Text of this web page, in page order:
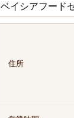
ベイシアフード
住所